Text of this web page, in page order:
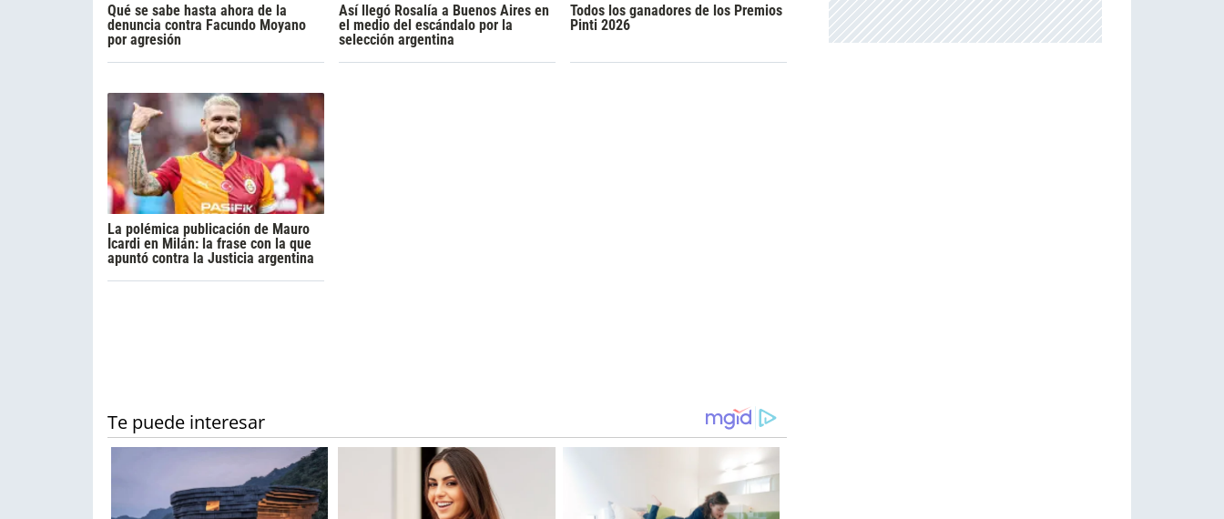
Qué se sabe hasta ahora de la
denuncia contra Facundo Moyano
por agresión
Así llegó Rosalía a Buenos Aires en
el medio del escándalo por la
selección argentina
Todos los ganadores de los Premios
Pinti 2026
La polémica publicación de Mauro
Icardi en Milán: la frase con la que
apuntó contra la Justicia argentina